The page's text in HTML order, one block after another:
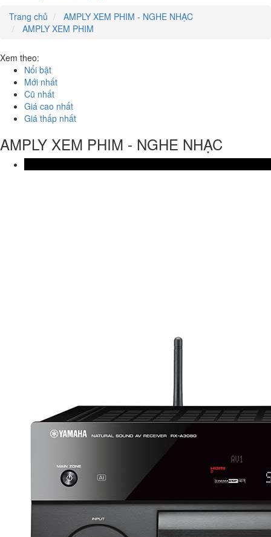
Trang chủ
AMPLY XEM PHIM - NGHE NHẠC
AMPLY XEM PHIM
Xem theo:
Nổi bật
Mới nhất
Cũ nhất
Giá cao nhất
Giá thấp nhất
AMPLY XEM PHIM - NGHE NHẠC